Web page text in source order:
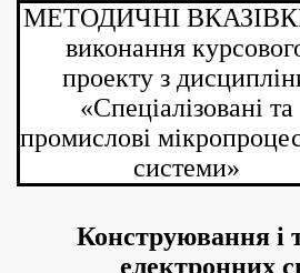
МЕТОДИЧНІ
виконання
проекту з
«Спеціалізовані та
промислові
системи»
Конструювання і
електронних